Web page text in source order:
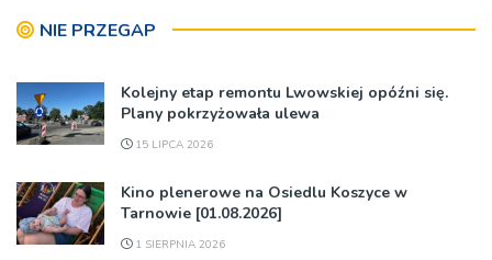
NIE PRZEGAP
Kolejny etap remontu Lwowskiej opóźni się.
Plany pokrzyżowała ulewa
15 LIPCA 2026
Kino plenerowe na Osiedlu Koszyce w
Tarnowie [01.08.2026]
1 SIERPNIA 2026